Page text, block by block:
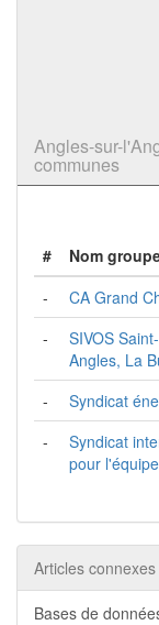
Angles-sur-
communes
# Nom
-
CA Grand
-
SIVOS
Angles, La
- Syndicat
-
Syndicat
pour
Articles connexes
Bases de